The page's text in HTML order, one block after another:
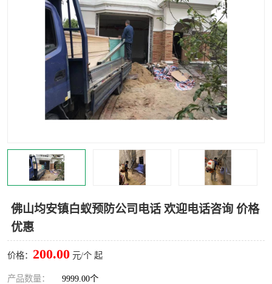
佛山均安镇白蚁预防公司电话 欢迎电话咨询 价格
优惠
价格： 200.00 元/个 起
产品数量： 9999.00个
佛山除四害公司 灭鼠
灭蜱虫 消杀
灭苍蝇 灭跳蚤
灭蟑螂
害虫防治